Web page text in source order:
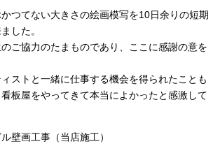
つてない大きさの絵画模写を10日余りの短期
した。
ご協力のたまものであり、ここに感謝の意を
ストと一緒に仕事する機会を得られたことも
板屋をやってきて本当によかったと感激して
壁画工事（当店施工）